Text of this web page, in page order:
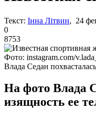
Текст: Інна Літвин, 24
0
8753
Фото: instagram.com/
Влада Седан
На фото Влада
изящность ее